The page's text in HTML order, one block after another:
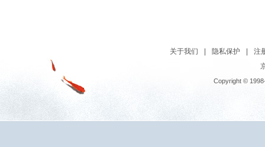
关于我们 隐私保护
注
Copyright ©